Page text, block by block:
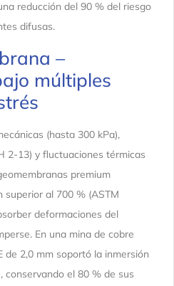
reducción del 90 % del riesgo
difusas.
–
múltiples
(hasta 300 kPa),
2-13) y fluctuaciones térmicas
premium
superior al 700 % (ASTM
deformaciones del
En una mina de cobre
de 2,0 mm soportó la inmersión
conservando el 80 % de sus